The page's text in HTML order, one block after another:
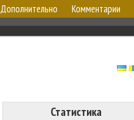
Дополнительно Комментарии
Статистика